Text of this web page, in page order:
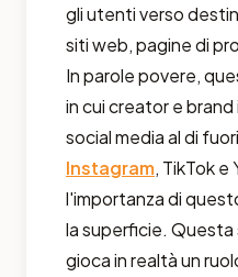
gli utenti verso
siti web, pagine di
In parole povere,
in cui creator e
social media al di
Instagram, TikTok e
l'importanza di
la superficie.
gioca in realtà un